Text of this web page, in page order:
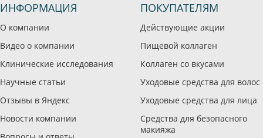
ИНФОРМАЦИЯ
О компании
Видео о компании
Клинические исследования
Научные статьи
Отзывы в Яндекс
Новости компании
ПОКУПАТЕЛЯМ
Действующие акции
Пищевой коллаген
Коллаген со вкусами
Уходовые средства для волос
Уходовые средства для лица
Средства для безопасного
макияжа